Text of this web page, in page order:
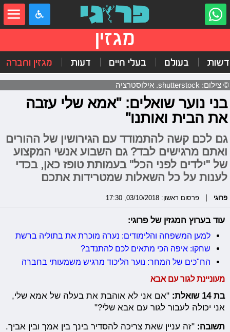
מגזין
בעולם בעלי חיים דעות מגזין וחברה
© צילום: shutterstock. אילוסטרציה
בני נוער שואלים: "אמא שלי עזבה
את הבית ואותנו"
גם לכם קשה להתמודד עם הגירושין של ההורים
ואתם מרגישים לבד? גם השבוע אנשי המקצוע
של "ילדים לפני הכל" בעמותת טופז כאן, בכדי
לענות על כל השאלות שמטרידות אתכם
פרוגי פרסום ראשון: 03/10/2018, 17:30
עוד בערוץ המגזין של פרוגי:
למען המשפחה והלימודים: נערה מוכרת את בתוליה ברשת
שחקו: איפה הכי מתאים לכם להתנדב?
הח"כים של המחר: נוער הליכוד מרגיש משמעותי בחברה
מעוניינת לגור עם אבא
בת 14 שואלת:
"אם אני לא אוהבת את בעלה של אמא שלי,
אני יכולה לעבור לגור עם אבא שלי?"
תשובה:"זה עניין שאת צריכה להסדיר בינך בין אמך ובין אביך.